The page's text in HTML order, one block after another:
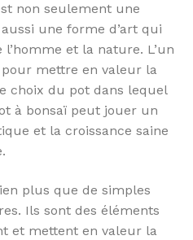
non seulement une
une forme d’art qui
et la nature. L’un
mettre en valeur la
choix du pot dans lequel
à bonsaï peut jouer un
et la croissance saine
plus que de simples
Ils sont des éléments
et mettent en valeur la